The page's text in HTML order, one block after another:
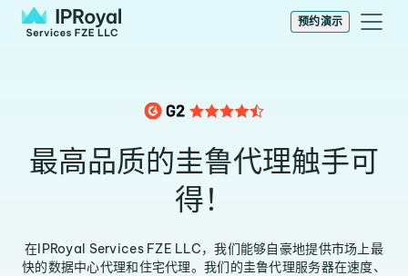
预约演示
最高品质的圭鲁代理触手可
得！
在IPRoyal Services FZE LLC，我们能够自豪地提供市场上最
快的数据中心代理和住宅代理。我们的圭鲁代理服务器在速度、